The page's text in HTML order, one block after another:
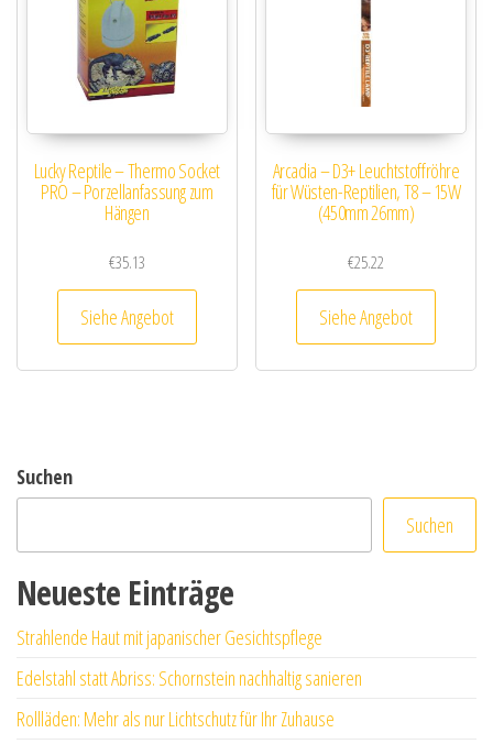
Lucky Reptile – Thermo Socket
PRO – Porzellanfassung zum
Hängen
€35.13
Siehe Angebot
Arcadia – D3+ Leuchtstoffröhre
für Wüsten-Reptilien, T8 – 15W
(450mm 26mm)
€25.22
Siehe Angebot
Suchen
Suchen
Neueste Einträge
Strahlende Haut mit japanischer Gesichtspflege
Edelstahl statt Abriss: Schornstein nachhaltig sanieren
Rollläden: Mehr als nur Lichtschutz für Ihr Zuhause